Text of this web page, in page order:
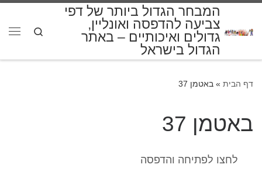
המבחר הגדול ביותר של דפי
צביעה להדפסה ואונליין,
גדולים ואיכותיים – באתר
הגדול בישראל
Search
דף הבית » באטמן 37
באטמן 37
לחצו לפתיחה והדפסה